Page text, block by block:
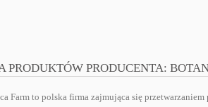
PRODUKTÓW PRODUCENTA:
Farm to polska firma zajmująca się